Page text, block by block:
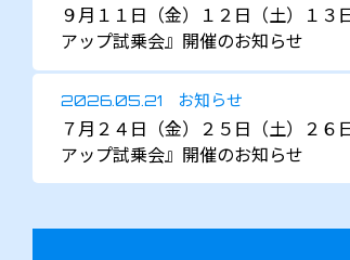
９月１１日（金）１２日（土）１３
アップ試乗会』開催のお知らせ
2026.05.21 お知らせ
７月２４日（金）２５日（土）２６
アップ試乗会』開催のお知らせ